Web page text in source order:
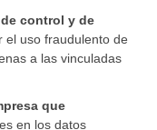
control y de
el uso fraudulento de
a las vinculadas
que
en los datos